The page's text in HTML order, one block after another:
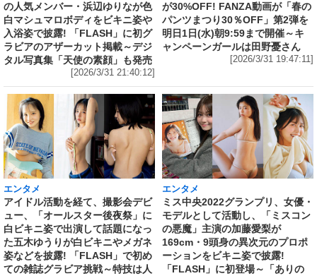
の人気メンバー・浜辺ゆりなが色
白マシュマロボディをビキニ姿や
入浴姿で披露! 「FLASH」に初グ
ラビアのアザーカット掲載～デジ
タル写真集「天使の素顔」も発売
[2026/3/31 21:40:12]
が30%OFF! FANZA動画が「春の
パンツまつり30％OFF」第2弾を
明日1日(水)朝9:59まで開催～キ
ャンペーンガールは田野憂さん
[2026/3/31 19:47:11]
エンタメ
アイドル活動を経て、撮影会デビ
ュー、「オールスター後夜祭」に
白ビキニ姿で出演して話題になっ
た五木ゆうりが白ビキニやメガネ
姿などを披露! 「FLASH」で初め
ての雑誌グラビア挑戦～特技は人
エンタメ
ミス中央2022グランプリ、女優・
モデルとして活動し、「ミスコン
の悪魔」主演の加藤愛梨が
169cm・9頭身の異次元のプロポ
ーションをビキニ姿で披露!
「FLASH」に初登場～「ありの